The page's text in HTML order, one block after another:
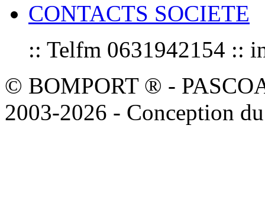
CONTACTS SOCIETE
:: Telfm 0631942154 ::
© BOMPORT ® -
2003-2026 - Conception